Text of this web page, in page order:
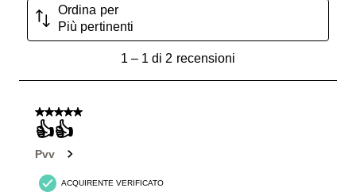
Ordina per
Più pertinenti
recensioni.
1– 1 di 2 recensioni
5 su 5 stelle.
👍👍
Pvv
ACQUIRENTE VERIFICATO